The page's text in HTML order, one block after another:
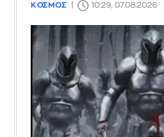
ΚΟΣΜΟΣ 10:29, 07.08.2026